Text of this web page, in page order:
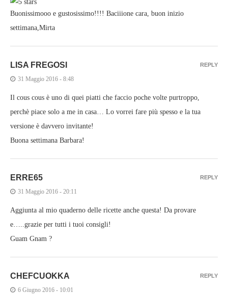
Buonissimooo e gustosissimo!!!! Baciiione cara, buon inizio
settimana,Mirta
LISA FREGOSI
31 Maggio 2016 - 8:48
Il cous cous è uno di quei piatti che faccio poche volte purtroppo,
perchè piace solo a me in casa… Lo vorrei fare più spesso e la tua
versione è davvero invitante!
Buona settimana Barbara!
REPLY
ERRE65
31 Maggio 2016 - 20:11
Aggiunta al mio quaderno delle ricette anche questa! Da provare
e…..grazie per tutti i tuoi consigli!
Guam Gnam ?
REPLY
CHEFCUOKKA
6 Giugno 2016 - 10:01
REPLY